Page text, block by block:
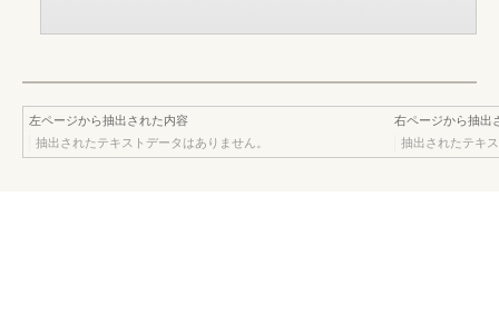
左ページから抽出された内容
抽出されたテキストデータはありません。
右ページから抽出
抽出されたテキ